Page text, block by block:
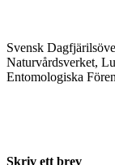
Svensk
Naturvårdsverket,
Entomologiska
Skriv ett brev